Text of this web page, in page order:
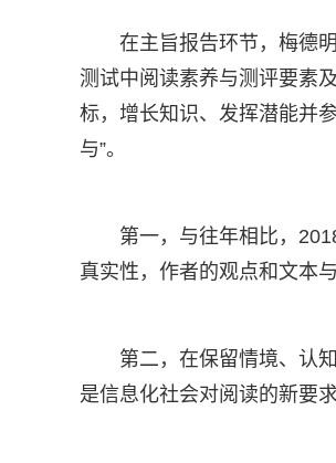
在主旨报告环节，梅德
测试中阅读素养与测评要素
标，增长知识、发挥潜能并
与”。
第一，与往年相比，
真实性，作者的观点和文本
第二，在保留情境、认
是信息化社会对阅读的新要